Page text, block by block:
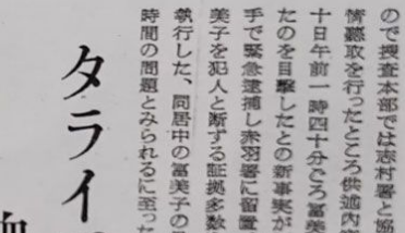
「最悪の空気のまま解散」WBC日本代表“敗戦”
観る将棋、読む将棋
#森岡毅 #城彰二 #内田有紀
#松田聖子